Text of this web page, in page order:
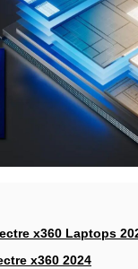
x360 Laptops
x360 2024